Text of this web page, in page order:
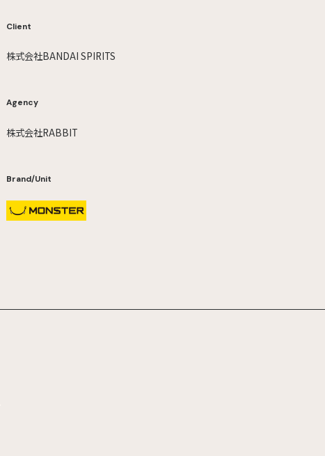
Client
株式会社BANDAI SPIRITS
Agency
株式会社RABBIT
Brand/Unit